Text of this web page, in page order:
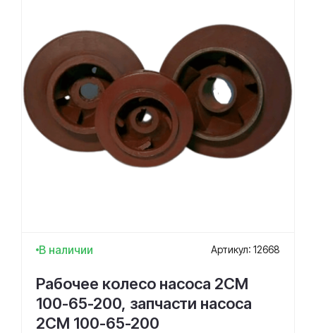
В наличии Артикул: 12668
Рабочее колесо насоса 2СМ
100-65-200, запчасти насоса
2СМ 100-65-200